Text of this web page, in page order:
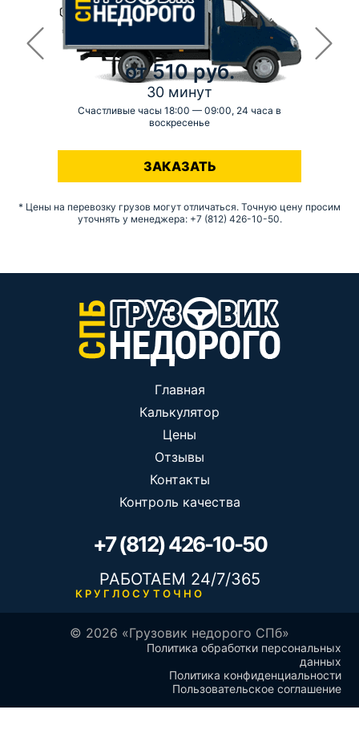
от 510 руб.
30 минут
Счастливые часы 18:00 — 09:00, 24 часа в
воскресенье
-
ЗАКАЗАТЬ
* Цены на перевозку грузов могут отличаться. Точную цену просим
уточнять у менеджера: +7 (812) 426-10-50.
Главная
Калькулятор
Цены
Отзывы
Контакты
Контроль качества
+7 (812) 426-10-50
РАБОТАЕМ 24/7/365
КРУГЛОСУТОЧНО
© 2026 «Грузовик недорого СПб»
Политика обработки персональных
данных
Политика конфиденциальности
Пользовательское соглашение